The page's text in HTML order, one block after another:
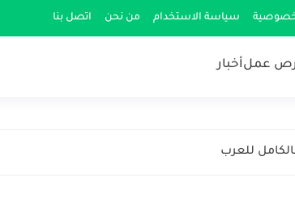
سياسة الاستخدام من نحن اتصل بنا
عملأخبار
للعرب